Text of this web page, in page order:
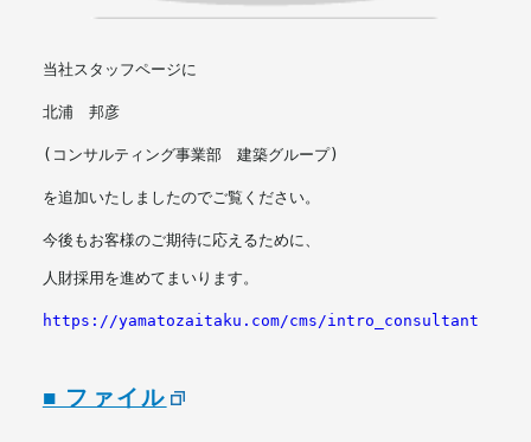
当社スタッフページに
北浦　邦彦
(コンサルティング事業部　建築グループ)
を追加いたしましたのでご覧ください。
今後もお客様のご期待に応えるために、
人財採用を進めてまいります。
https://yamatozaitaku.com/cms/intro_consultant
■ ファイル